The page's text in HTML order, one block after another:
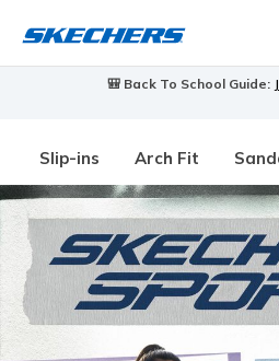
🎒 Back To School Guide:
Slip-ins Arch Fit